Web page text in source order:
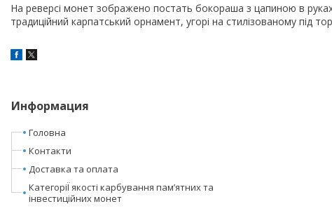
На реверсі монет зображено постать бокораша з цапиною в
традиційний карпатський орнамент, угорі на стилізованому під
Информация
Головна
Контакти
Доставка та оплата
КатегоріЇ якості карбування пам’ятних та
інвестиційних монет